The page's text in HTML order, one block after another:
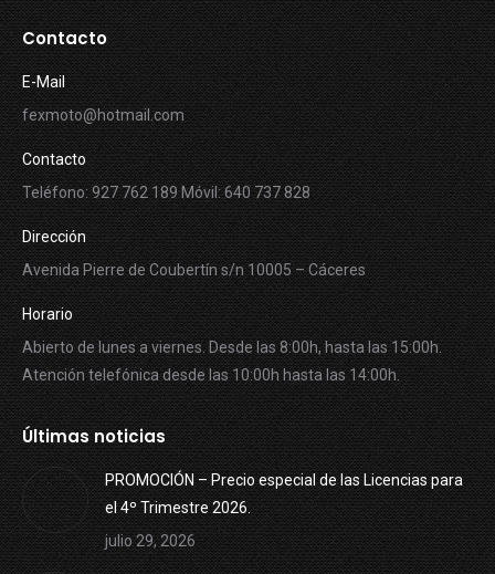
Contacto
E-Mail
fexmoto@hotmail.com
Contacto
Teléfono: 927 762 189 Móvil: 640 737 828
Dirección
Avenida Pierre de Coubertín s/n 10005 – Cáceres
Horario
Abierto de lunes a viernes. Desde las 8:00h, hasta las 15:00h.
Atención telefónica desde las 10:00h hasta las 14:00h.
Últimas noticias
PROMOCIÓN – Precio especial de las Licencias para
el 4º Trimestre 2026.
julio 29, 2026